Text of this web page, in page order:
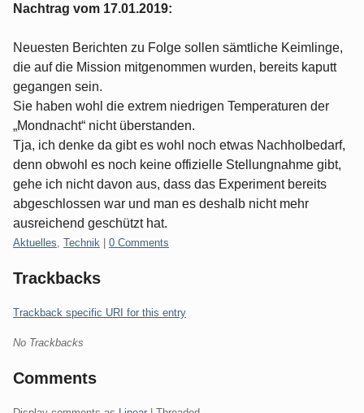
Nachtrag vom 17.01.2019:
Neuesten Berichten zu Folge sollen sämtliche Keimlinge,
die auf die Mission mitgenommen wurden, bereits kaputt
gegangen sein.
Sie haben wohl die extrem niedrigen Temperaturen der
„Mondnacht“ nicht überstanden.
Tja, ich denke da gibt es wohl noch etwas Nachholbedarf,
denn obwohl es noch keine offizielle Stellungnahme gibt,
gehe ich nicht davon aus, dass das Experiment bereits
abgeschlossen war und man es deshalb nicht mehr
ausreichend geschützt hat.
Categories:
Aktuelles Technik 0 Comments
Trackbacks
Trackback specific URI for this entry
No Trackbacks
Comments